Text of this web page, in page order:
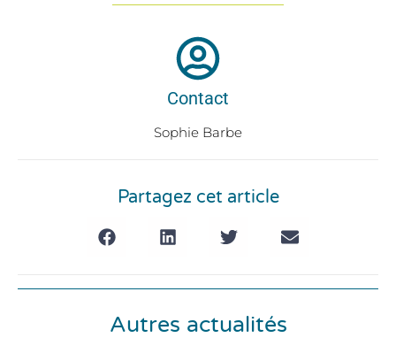
Contact
Sophie Barbe
Partagez cet article
Autres actualités